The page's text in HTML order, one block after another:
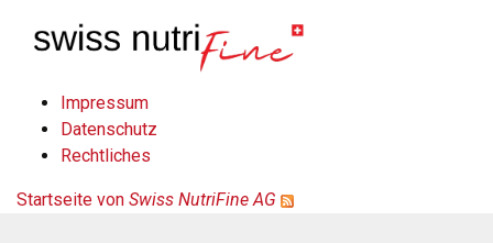
zum
Impressum
Datenschutz
Rechtliches
Startseite von Swiss NutriFine AG